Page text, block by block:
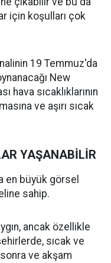
için koşulları çok
19 Temmuz'da
New
hava sıcaklıklarının
ve aşırı sıcak
YAŞANABİLİR
en büyük görsel
sahip.
ancak özellikle
sıcak ve
ve akşam